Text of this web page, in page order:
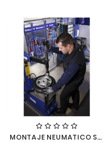
MONTAJE NEUMATICO SCOOTER